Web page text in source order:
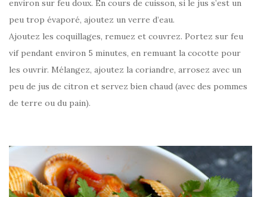
environ sur feu doux. En cours de cuisson, si le jus s’est un
peu trop évaporé, ajoutez un verre d’eau.
Ajoutez les coquillages, remuez et couvrez. Portez sur feu
vif pendant environ 5 minutes, en remuant la cocotte pour
les ouvrir. Mélangez, ajoutez la coriandre, arrosez avec un
peu de jus de citron et servez bien chaud (avec des pommes
de terre ou du pain).